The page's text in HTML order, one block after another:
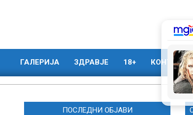
ГАЛЕРИЈА ЗДРАВЈЕ 18+ КОНТАКТ
ПОСЛЕДНИ ОБЈАВИ